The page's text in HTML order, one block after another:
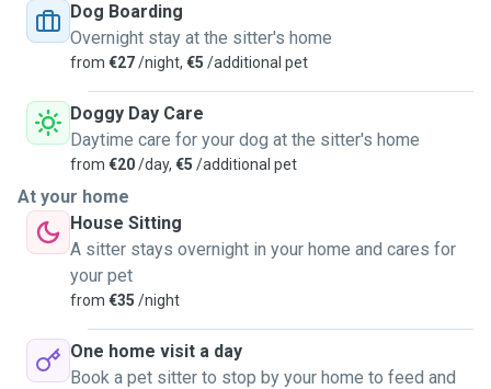
Dog Boarding
Overnight stay at the sitter's home
from €27/night, €5 /additional pet
Doggy Day Care
Daytime care for your dog at the sitter's home
from €20/day, €5 /additional pet
At your home
House Sitting
A sitter stays overnight in your home and cares for
your pet
from €35 /night
One home visit a day
Book a pet sitter to stop by your home to feed and